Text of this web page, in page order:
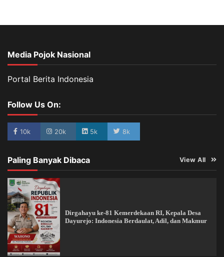
Media Pojok Nasional
Portal Berita Indonesia
Follow Us On:
10k 20k 5k 8k
Paling Banyak Dibaca View All
Dirgahayu ke-81 Kemerdekaan RI, Kepala Desa
Dayurejo: Indonesia Berdaulat, Adil, dan Makmur